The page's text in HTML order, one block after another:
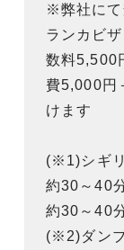
※弊社にて
ランカビ
数料5,500
費5,000円
けます
(※1)シギ
約30～40
約30～40
(※2)ダン